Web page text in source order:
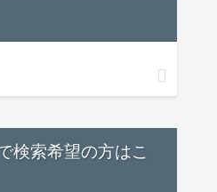
検索希望の方はこ